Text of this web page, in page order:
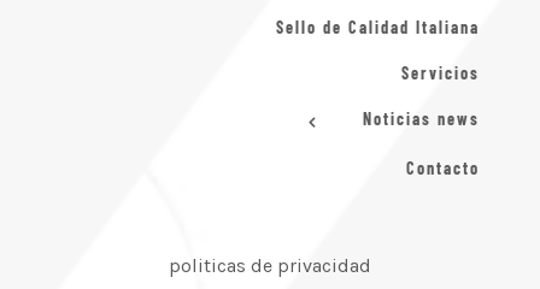
Sello de Calidad Italiana
Servicios
Noticias news
Contacto
politicas de privacidad